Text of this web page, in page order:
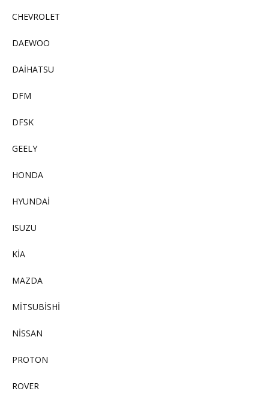
CHEVROLET
DAEWOO
DAİHATSU
DFM
DFSK
GEELY
HONDA
HYUNDAİ
ISUZU
KİA
MAZDA
MİTSUBİSHİ
NİSSAN
PROTON
ROVER